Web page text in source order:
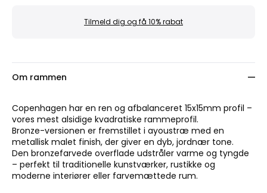
Tilmeld dig og få 10% rabat
Om rammen
Copenhagen har en ren og afbalanceret 15x15mm profil –
vores mest alsidige kvadratiske rammeprofil.
Bronze-versionen er fremstillet i ayoustræ med en
metallisk malet finish, der giver en dyb, jordnær tone.
Den bronzefarvede overflade udstråler varme og tyngde
– perfekt til traditionelle kunstværker, rustikke og
moderne interiører eller farvemættede rum.